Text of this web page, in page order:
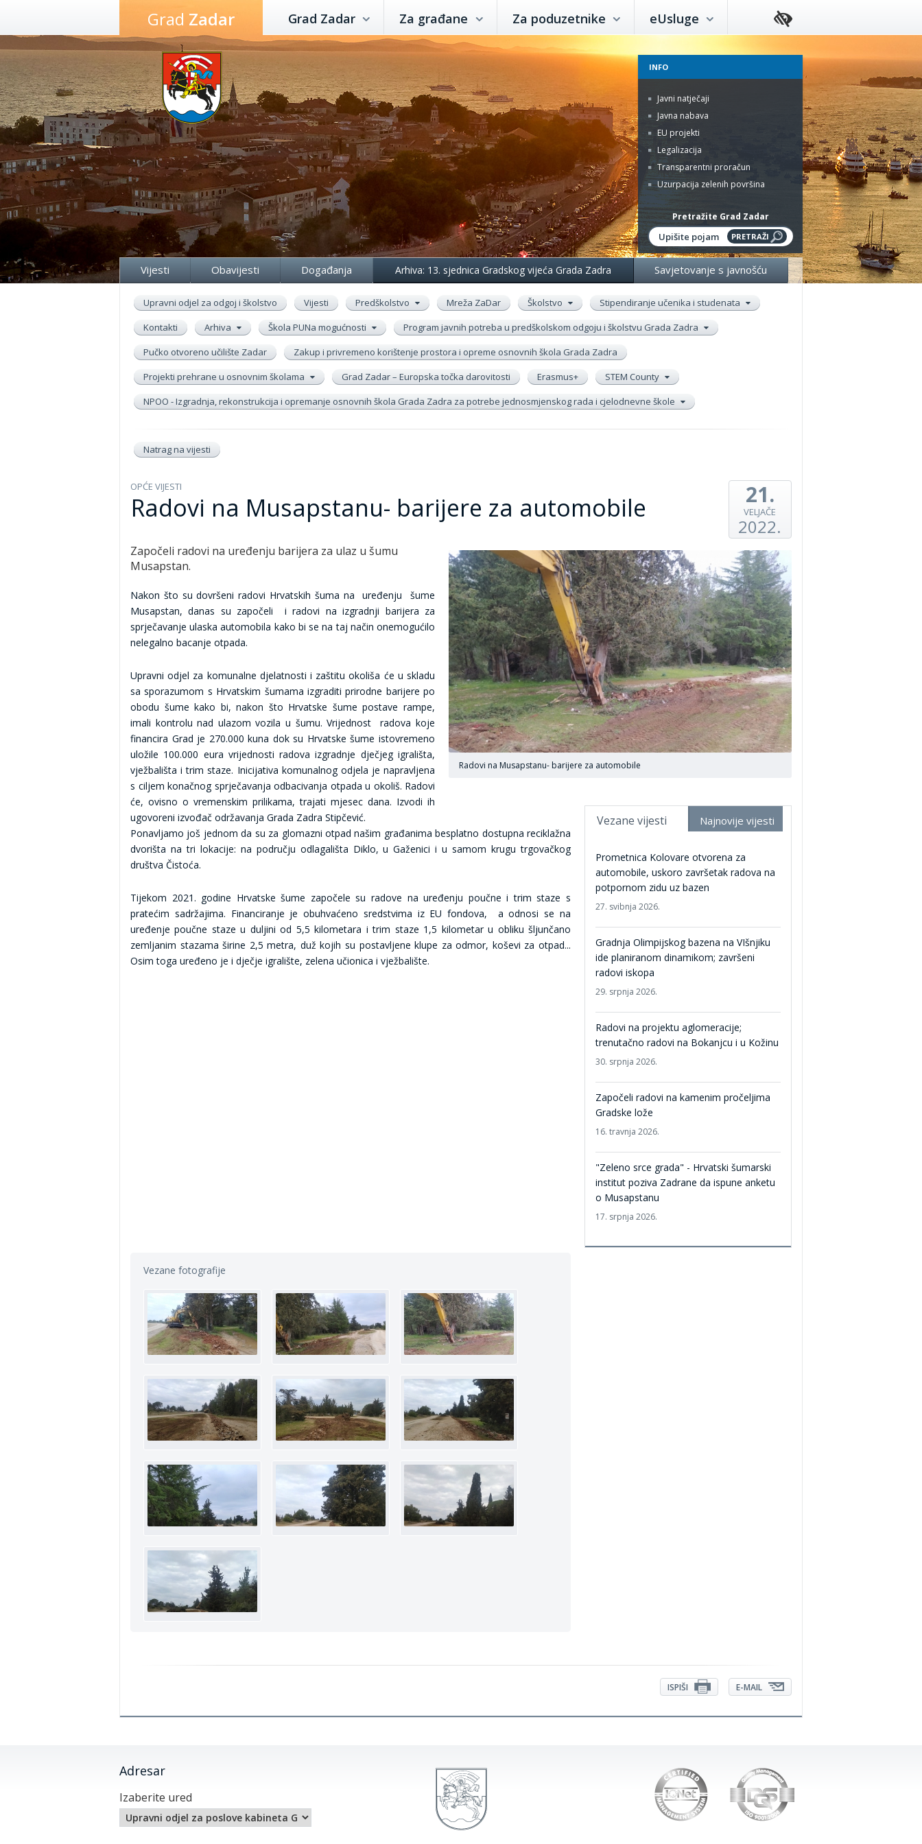
Preskoči
sadržaj
Grad Zadar Grad Zadar Za građane Za poduzetnike eUsluge
INFO
Javni natječaji
Javna nabava
EU projekti
Legalizacija
Transparentni proračun
Uzurpacija zelenih površina
Pretražite Grad Zadar
Vijesti Obavijesti Događanja Arhiva: 13. sjednica Gradskog vijeća Grada Zadra Savjetovanje s javnošću
Upravni odjel za odgoj i školstvo Vijesti Predškolstvo Mreža ZaDar Školstvo
Stipendiranje učenika i studenata
Kontakti
Arhiva Škola PUNa mogućnosti
Program javnih potreba u predškolskom odgoju i školstvu Grada Zadra
Pučko otvoreno učilište Zadar
Zakup i privremeno korištenje prostora i opreme osnovnih škola Grada Zadra
Projekti prehrane u osnovnim školama
Grad Zadar – Europska točka darovitosti Erasmus+
STEM County
NPOO - Izgradnja, rekonstrukcija i opremanje osnovnih škola Grada Zadra za potrebe jednosmjenskog rada i cjelodnevne škole
Natrag na vijesti
OPĆE VIJESTI
Radovi na Musapstanu- barijere za automobile 21.
VELJAČE
2022.
Radovi na Musapstanu- barijere za automobile
Vezane vijesti Najnovije vijesti
Prometnica Kolovare otvorena za
automobile, uskoro završetak radova na
potpornom zidu uz bazen
27. svibnja 2026.
Gradnja Olimpijskog bazena na VIšnjiku
ide planiranom dinamikom; završeni
radovi iskopa
29. srpnja 2026.
Radovi na projektu aglomeracije;
trenutačno radovi na Bokanjcu i u Kožinu
30. srpnja 2026.
Započeli radovi na kamenim pročeljima
Gradske lože
16. travnja 2026.
"Zeleno srce grada" - Hrvatski šumarski
institut poziva Zadrane da ispune anketu
o Musapstanu
17. srpnja 2026.
Započeli radovi na uređenju barijera za ulaz u šumu
Musapstan.
Nakon što su dovršeni radovi Hrvatskih šuma na uređenju šume
Musapstan, danas su započeli i radovi na izgradnji barijera za
sprječavanje ulaska automobila kako bi se na taj način onemogućilo
nelegalno bacanje otpada.
Upravni odjel za komunalne djelatnosti i zaštitu okoliša će u skladu
sa sporazumom s Hrvatskim šumama izgraditi prirodne barijere po
obodu šume kako bi, nakon što Hrvatske šume postave rampe,
imali kontrolu nad ulazom vozila u šumu. Vrijednost radova koje
financira Grad je 270.000 kuna dok su Hrvatske šume istovremeno
uložile 100.000 eura vrijednosti radova izgradnje dječjeg igrališta,
vježbališta i trim staze. Inicijativa komunalnog odjela je napravljena
s ciljem konačnog sprječavanja odbacivanja otpada u okoliš. Radovi
će, ovisno o vremenskim prilikama, trajati mjesec dana. Izvodi ih
ugovoreni izvođač održavanja Grada Zadra Stipčević.
Ponavljamo još jednom da su za glomazni otpad našim građanima besplatno dostupna reciklažna
dvorišta na tri lokacije: na području odlagališta Diklo, u Gaženici i u samom krugu trgovačkog
društva Čistoća.
Tijekom 2021. godine Hrvatske šume započele su radove na uređenju poučne i trim staze s
pratećim sadržajima. Financiranje je obuhvaćeno sredstvima iz EU fondova, a odnosi se na
uređenje poučne staze u duljini od 5,5 kilometara i trim staze 1,5 kilometar u obliku šljunčano
zemljanim stazama širine 2,5 metra, duž kojih su postavljene klupe za odmor, koševi za otpad...
Osim toga uređeno je i dječje igralište, zelena učionica i vježbalište.
Vezane fotografije
E-MAIL
ISPIŠI
Adresar
Izaberite ured